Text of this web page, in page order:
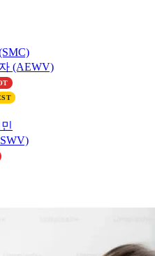
(AEWV)